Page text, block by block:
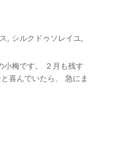
, シルクドゥソレイユ,
小梅です。 ２月も残す
喜んでいたら、 急にま